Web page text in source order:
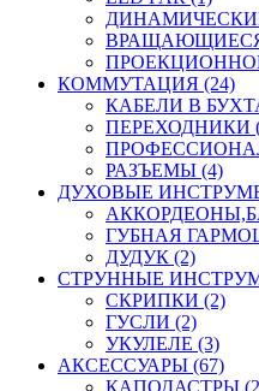
КОММУТАЦИЯ (24)
КАБЕЛИ В
ПЕРЕХОДНИКИ
РАЗЪЕМЫ (4)
ДУХОВЫЕ
ГУБНАЯ
ДУДУК (2)
СТРУННЫЕ
СКРИПКИ (2)
ГУСЛИ (2)
УКУЛЕЛЕ (3)
АКСЕССУАРЫ (67)
КАПОДАСТРЫ